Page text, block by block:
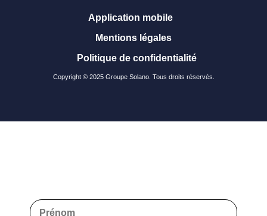
Copyright © 2025 Groupe Solano. Tous droits réservés.
Application mobile
Mentions légales
Politique de confidentialité